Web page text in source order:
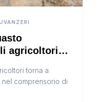
agricoltori
torna a
comprensorio di